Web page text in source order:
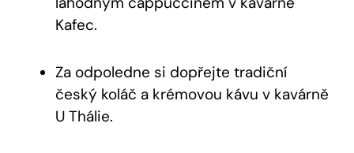
Kafec.
Za odpoledne si dopřejte tradiční
český koláč⁤ a krémovou kávu v kavárně
U ⁣Thálie.